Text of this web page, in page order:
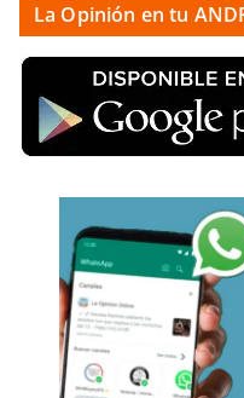
La Opinión en tu